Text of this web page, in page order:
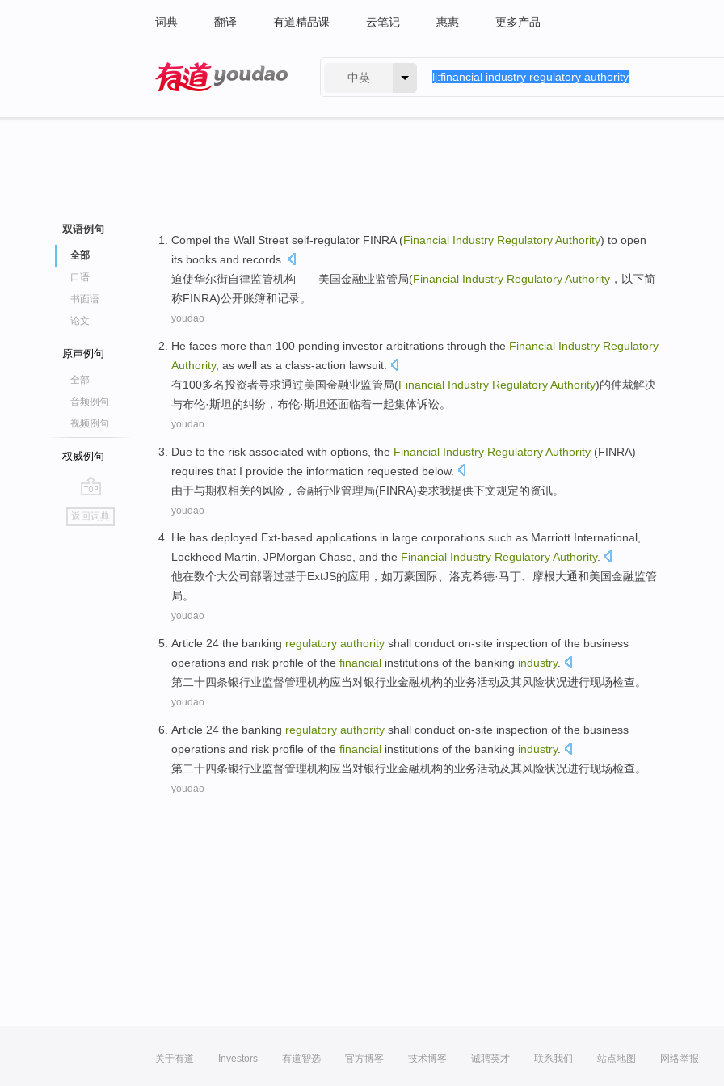
词典 翻译 有道精品课 云笔记 惠惠 更多产品
中英
双语例句
全部
口语
书面语
论文
原声例句
全部
音频例句
视频例句
权威例句
go
top
返回词典
Compel the Wall Street self-regulator FINRA(Financial Industry RegulatoryAuthority) to open
its books and records
迫使华尔街自律监管机构——美国金融业监管局(Financial Industry RegulatoryAuthority ，以下简
称FINRA)公开账簿和记录。
youdao
He faces more than 100 pending investor arbitrations through the Financial Industry Regulatory
Authority, as well as a class-action lawsuit
有100多名投资者寻求通过美国金融业监管局(Financial Industry RegulatoryAuthority)的仲裁解决
与布伦·斯坦的纠纷，布伦·斯坦还面临着一起集体诉讼。
youdao
Due to the risk associated with options , the Financial Industry RegulatoryAuthority (FINRA)
requires that I provide the information requested below.
由于与期权相关的风险 ， 金融行业管理局(FINRA)要求我提供下文规定的资讯。
youdao
He has deployed Ext-based applications in large corporations such as Marriott International,
Lockheed Martin, JPMorgan Chase, and the Financial Industry RegulatoryAuthority.
他在数个大公司部署过基于ExtJS的应用 ， 如万豪国际、 洛克希德·马丁、 摩根大通和美国金融监管
局。
youdao
Article 24 the banking regulatory authority shall conduct on-site inspection of the business
operations and risk profile of the financial institutions of the banking industry.
第二十四条银行业监督管理机构应当对银行业金融机构的业务活动及其风险状况进行现场检查。
youdao
Article 24 the banking regulatory authority shall conduct on-site inspection of the business
operations and risk profile of the financial institutions of the banking industry.
第二十四条银行业监督管理机构应当对银行业金融机构的业务活动及其风险状况进行现场检查。
youdao
关于有道 Investors 有道智选 官方博客 技术博客 诚聘英才 联系我们 站点地图 网络举报